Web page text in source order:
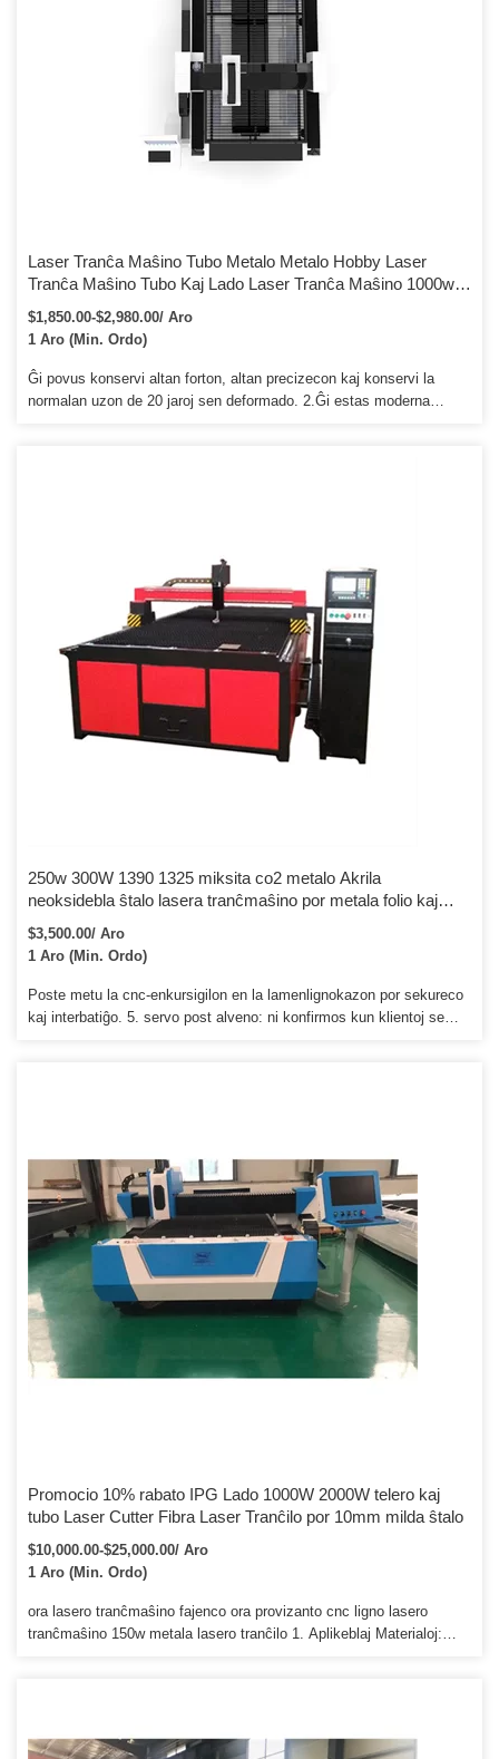
Laser Tranĉa Maŝino Tubo Metalo Metalo Hobby Laser
Tranĉa Maŝino Tubo Kaj Lado Laser Tranĉa Maŝino 1000w
2000w 3000w
$1,850.00-$2,980.00/ Aro
1 Aro (Min. Ordo)
Ĝi povus konservi altan forton, altan precizecon kaj konservi la
normalan uzon de 20 jaroj sen deformado. 2.Ĝi estas moderna
250w 300W 1390 1325 miksita co2 metalo Akrila
neoksidebla ŝtalo lasera tranĉmaŝino por metala folio kaj
nemetala ligno MDF
$3,500.00/ Aro
1 Aro (Min. Ordo)
Poste metu la cnc-enkursigilon en la lamenlignokazon por sekureco
kaj interbatiĝo. 5. servo post alveno: ni konfirmos kun klientoj se
Promocio 10% rabato IPG Lado 1000W 2000W telero kaj
tubo Laser Cutter Fibra Laser Tranĉilo por 10mm milda ŝtalo
$10,000.00-$25,000.00/ Aro
1 Aro (Min. Ordo)
ora lasero tranĉmaŝino fajenco ora provizanto cnc ligno lasero
tranĉmaŝino 150w metala lasero tranĉilo 1. Aplikeblaj Materialoj:
Produkta modelo JD90120 Maxi laborareo 1200x900mm Lasera